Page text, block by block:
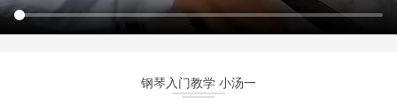
钢琴入门教学 小汤一